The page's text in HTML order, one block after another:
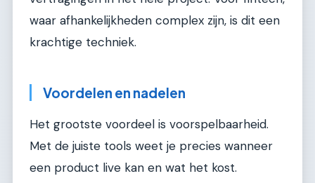
waar afhankelijkheden complex zijn, is dit een
krachtige techniek.
Voordelen en nadelen
Het grootste voordeel is voorspelbaarheid.
Met de juiste tools weet je precies wanneer
een product live kan en wat het kost.